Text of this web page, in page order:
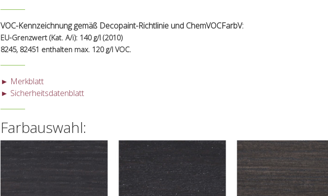
VOC-Kennzeichnung gemäß Decopaint-Richtlinie und ChemVOCFarbV:
EU-Grenzwert (Kat. A/i): 140 g/l (2010)
8245, 82451 enthalten max. 120 g/l VOC.
► Merkblatt
► Sicherheitsdatenblatt
Farbauswahl: